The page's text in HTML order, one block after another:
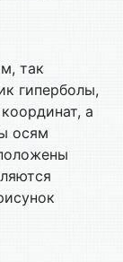
так
гиперболы,
а
осям